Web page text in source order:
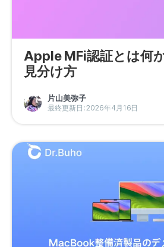
Apple MFi認証とは何
見分け方
片山美弥子
最終更新日: 2026年4月16日